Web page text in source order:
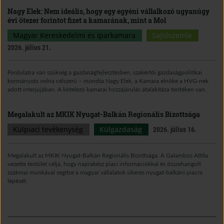
Nagy Elek: Nem ideális, hogy egy egyéni vállalkozó ugyanúgy
évi ötezer forintot fizet a kamarának, mint a Mol
Magyar Kereskedelmi és Iparkamara
Sajtószemle
2026. július 21.
Fordulatra van szükség a gazdaságfejlesztésben, szakértői gazdaságpolitikai
kormányzás volna célszerű – mondta Nagy Elek, a Kamara elnöke a HVG-nek
adott interjújában. A kötelező kamarai hozzájárulás átalakítása terítéken van.
Megalakult az MKIK Nyugat-Balkán Regionális Bizottsága
Külpiaci tevékenység
Külgazdaság 2026. július 16.
Megalakult az MKIK Nyugat-Balkán Regionális Bizottsága. A Galambos Attila
vezette testület célja, hogy naprakész piaci információkkal és összehangolt
szakmai munkával segítse a magyar vállalatok sikeres nyugat-balkáni piacra
lépését.